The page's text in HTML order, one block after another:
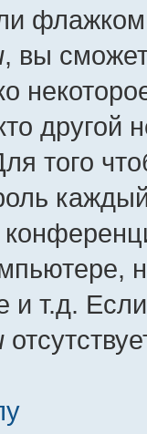
, вы
другой
того
и т.д.